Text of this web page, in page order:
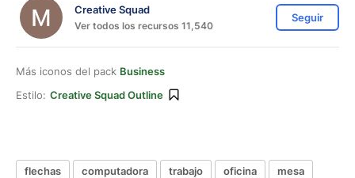
Creative Squad
Ver todos los recursos 11,540
Seguir
Más iconos del pack Business
Estilo: Creative Squad Outline
flechas computadora trabajo oficina
mesa